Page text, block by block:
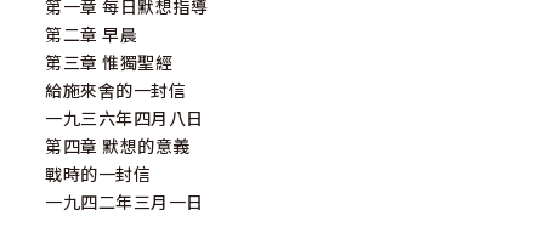
第一章 每日默想指導
第二章 早晨
第三章 惟獨聖經
給施來舍的一封信
一九三六年四月八日
第四章 默想的意義
戰時的一封信
一九四二年三月一日